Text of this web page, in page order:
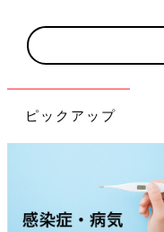
ピックアップ